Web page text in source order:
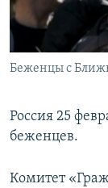
Беженцы с
Россия 25
беженцев.
Комитет